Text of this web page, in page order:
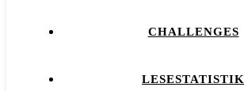
CHALLENGES
LESESTATISTIK